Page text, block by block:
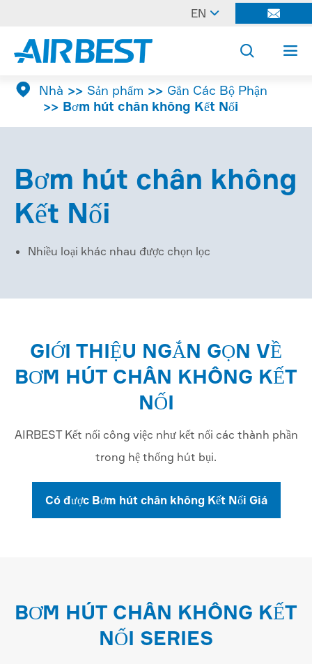
EN  
 
 Nhà Sản phẩm
Gắn Các Bộ Phận
Bơm hút chân không Kết Nối
Bơm hút chân không
Kết Nối
Nhiều loại khác nhau được chọn lọc
GIỚI THIỆU NGẮN GỌN VỀ
BƠM HÚT CHÂN KHÔNG KẾT
NỐI
AIRBEST Kết nối công việc như kết nối các thành phần
trong hệ thống hút bụi.
Có được Bơm hút chân không Kết Nối Giá
BƠM HÚT CHÂN KHÔNG KẾT
NỐI SERIES